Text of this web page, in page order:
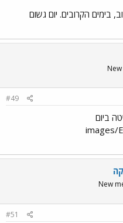
בימים הקרובים. יום גשום
#49
ביום
New
#51